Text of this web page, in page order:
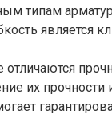
типам
их